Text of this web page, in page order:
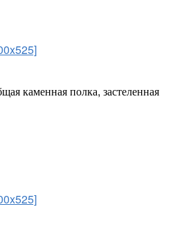
каменная полка, застеленная